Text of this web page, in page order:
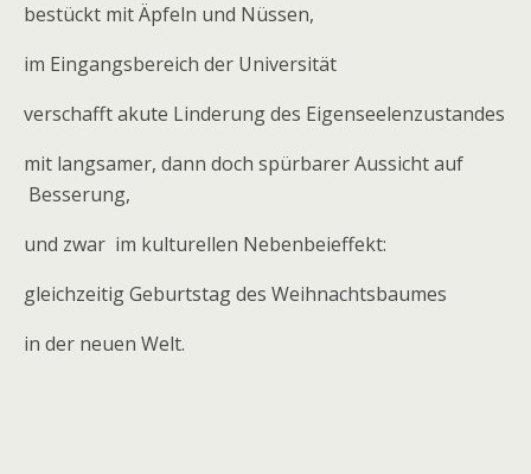
bestückt mit Äpfeln und Nüssen,
im Eingangsbereich der Universität
verschafft akute Linderung des Eigenseelenzustandes
mit langsamer, dann doch spürbarer Aussicht auf
Besserung,
und zwar im kulturellen Nebenbeieffekt:
gleichzeitig Geburtstag des Weihnachtsbaumes
in der neuen Welt.